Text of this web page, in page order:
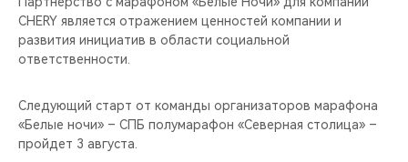
CHERY является отражением ценностей компании и
развития инициатив в области социальной
ответственности.
Следующий старт от команды организаторов марафона
«Белые ночи» – СПБ полумарафон «Северная столица» –
пройдет 3 августа.